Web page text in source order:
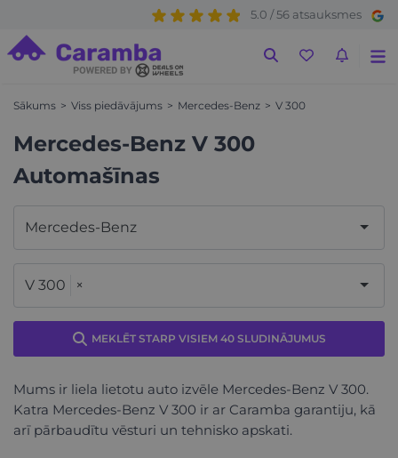
5.0 / 56 atsauksmes
Sākums Viss piedāvājums Mercedes-Benz V 300
Mercedes-Benz V 300
Automašīnas
Mercedes-Benz
V 300 ×
MEKLĒT STARP VISIEM 40 SLUDINĀJUMUS
Mums ir liela lietotu auto izvēle Mercedes-Benz V 300.
Katra Mercedes-Benz V 300 ir ar Caramba garantiju, kā
arī pārbaudītu vēsturi un tehnisko apskati.